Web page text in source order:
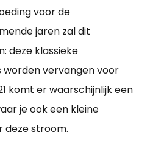
voor de
jaren zal dit
deze klassieke
vervangen voor
komt er waarschijnlijk een
je ook een kleine
deze stroom.